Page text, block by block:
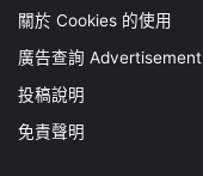
關於 Cookies 的使用
廣告查詢 Advertisement
投稿說明
免責聲明